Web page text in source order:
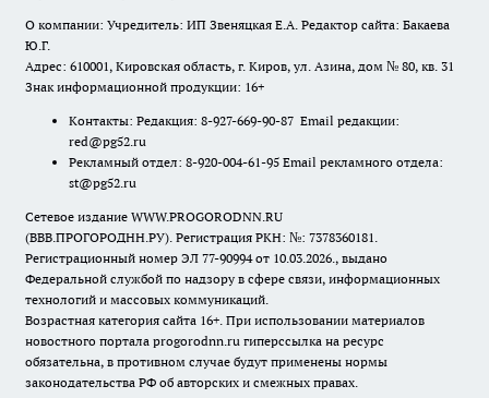
О компании: Учредитель: ИП Звеняцкая Е.А. Редактор сайта: Бакаева
Ю.Г.
Адрес: 610001, Кировская область, г. Киров, ул. Азина, дом № 80, кв. 31
Знак информационной продукции: 16+
Контакты: Редакция: 8-927-669-90-87 Email редакции:
red@pg52.ru
Рекламный отдел: 8-920-004-61-95 Email рекламного отдела:
st@pg52.ru
Сетевое издание WWW.PROGORODNN.RU
(ВВВ.ПРОГОРОДНН.РУ). Регистрация РКН: №: 7378360181.
Регистрационный номер ЭЛ 77-90994 от 10.03.2026., выдано
Федеральной службой по надзору в сфере связи, информационных
технологий и массовых коммуникаций.
Возрастная категория сайта 16+. При использовании материалов
новостного портала progorodnn.ru гиперссылка на ресурс
обязательна, в противном случае будут применены нормы
законодательства РФ об авторских и смежных правах.